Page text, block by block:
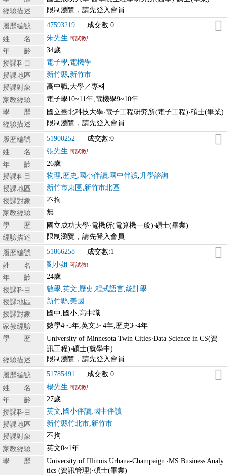
經驗描述
限制瀏覽，請先登入會員
履歷編號 47593219
成交數:0
姓 名
朱先生 可試教!
年 齡
34歲
授課科目
電子學 電機學
授課地區
新竹縣 新竹市
授課對象
高中職,大學／專科
家教經驗
電子學10~11年,電機學9~10年
學 歷
國立臺北科技大學‧電子工程研究所(電子工程)‧碩士(畢業)
經驗描述
限制瀏覽，請先登入會員
履歷編號 51900252
成交數:0
姓 名
張先生 可試教!
年 齡
26歲
授課科目
物理 歷史 國小伴讀 國中伴讀 升學諮詢
授課地區
新竹市東區 新竹市北區
授課對象
不拘
家教經驗
無
學 歷
國立成功大學‧電機所(電算機一般)‧碩士(畢業)
經驗描述
限制瀏覽，請先登入會員
履歷編號 51866258
成交數:1
姓 名
劉小姐 可試教!
年 齡
24歲
授課科目
數學 英文 歷史 程式語言 統計學
授課地區
新竹縣 美國
授課對象
國中,國小,高中職
家教經驗
數學4~5年,英文3~4年,歷史3~4年
學 歷
University of Minnesota Twin Cities‧Data Science in CS(資
訊工程)‧碩士(就學中)
經驗描述
限制瀏覽，請先登入會員
履歷編號 51785491
成交數:0
姓 名
楊先生 可試教!
年 齡
27歲
授課科目
英文 國小伴讀 國中伴讀
授課地區
新竹縣竹北市 新竹市
授課對象
不拘
家教經驗
英文0~1年
學 歷
University of Illinois Urbana-Champaign ‧MS Business Analy
tics (資訊管理)‧碩士(畢業)